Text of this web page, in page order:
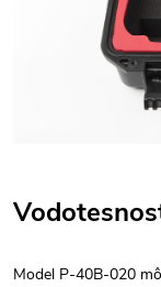
Model P-40B-020